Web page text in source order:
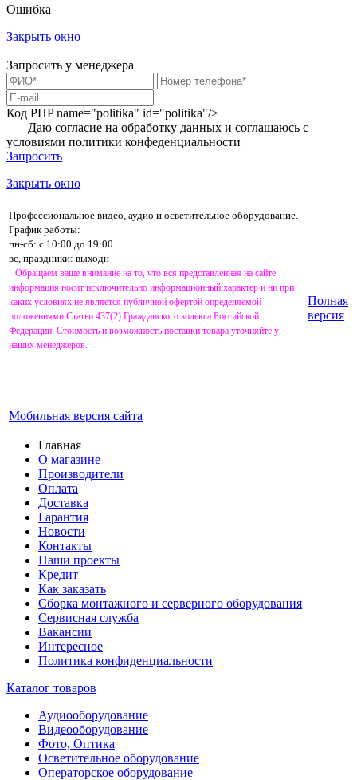
Ошибка
Закрыть окно
Запросить у менеджера
Код PHPname="politika" id="politika"/>
Даю согласие на обработку данных и соглашаюсь с
условиями политики конфеденциальности
Запросить
Закрыть окно
Профессиональное видео, аудио и осветительное оборудование.
График работы:
пн-сб: с 10:00 до 19:00
вс, праздники: выходн
Обращаем ваше внимание на то, что вся представленная на сайте
информация носит исключительно информационный характер и ни при
каких условиях не является публичной офертой определяемой
положениями Статьи 437(2) Гражданского кодекса Российской
Федерации. Стоимость и возможность поставки товара уточняйте у
наших менеджеров.
Мобильная версия сайта
Полная
версия
Главная
О магазине
Производители
Оплата
Доставка
Гарантия
Новости
Контакты
Наши проекты
Кредит
Как заказать
Сборка монтажного и серверного оборудования
Сервисная служба
Вакансии
Интересное
Политика конфиденциальности
Каталог товаров
Аудиооборудование
Видеооборудование
Фото, Оптика
Осветительное оборудование
Операторское оборудование